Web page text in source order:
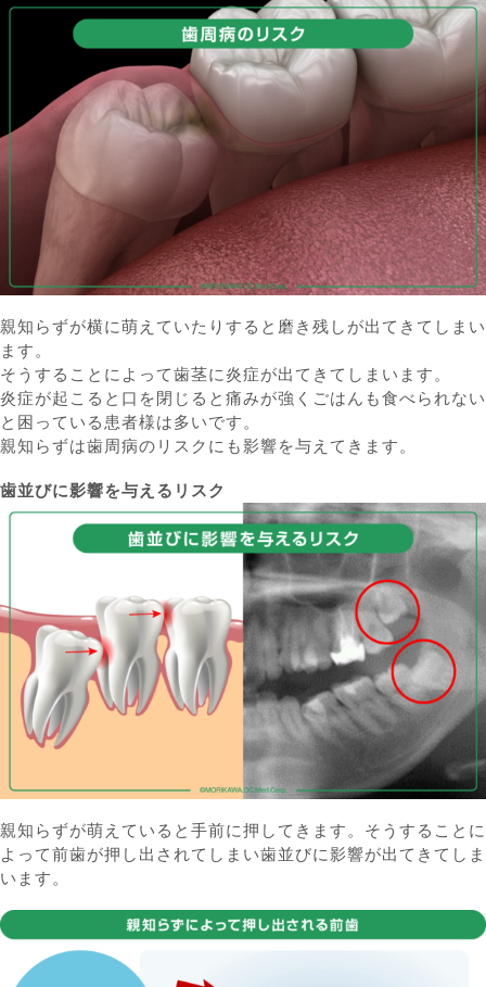
親知らずが横に萌えていたりすると磨き残しが出てきてしまい
ます。
そうすることによって歯茎に炎症が出てきてしまいます。
炎症が起こると口を閉じると痛みが強くごはんも食べられない
と困っている患者様は多いです。
親知らずは歯周病のリスクにも影響を与えてきます。
歯並びに影響を与えるリスク
親知らずが萌えていると手前に押してきます。そうすることに
よって前歯が押し出されてしまい歯並びに影響が出てきてしま
います。